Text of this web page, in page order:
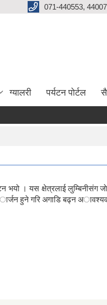
071-440553,
ग्यालरी पर्यटन पाेर्टल
भयो । यस क्षेत्रलाई लुम्बिनीसंग
हुने गरि अगाडि बढ्न